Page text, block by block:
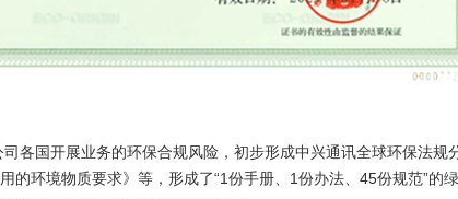
各国开展业务的环保合规风险，初步形成中兴通讯全球环保法
环境物质要求》等，形成了“1份手册、1份办法、45份规范”的绿